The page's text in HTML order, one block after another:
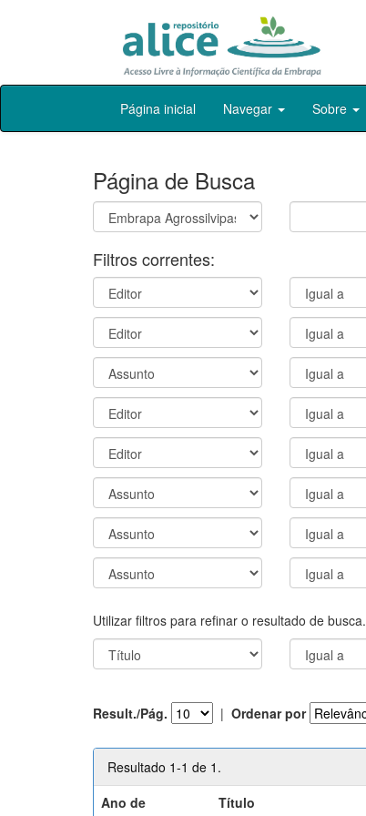
Skip
Página inicial Navegar Sobre
Página de Busca
Filtros correntes:
Utilizar filtros para refinar o resultado de busca.
Result./Pág. | Ordenar por
Resultado 1-1 de 1.
Ano de
Título